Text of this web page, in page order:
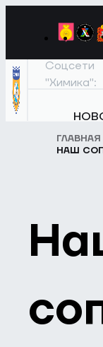
Соцсети
"Химика":
ГЛАВНАЯ
НАШ